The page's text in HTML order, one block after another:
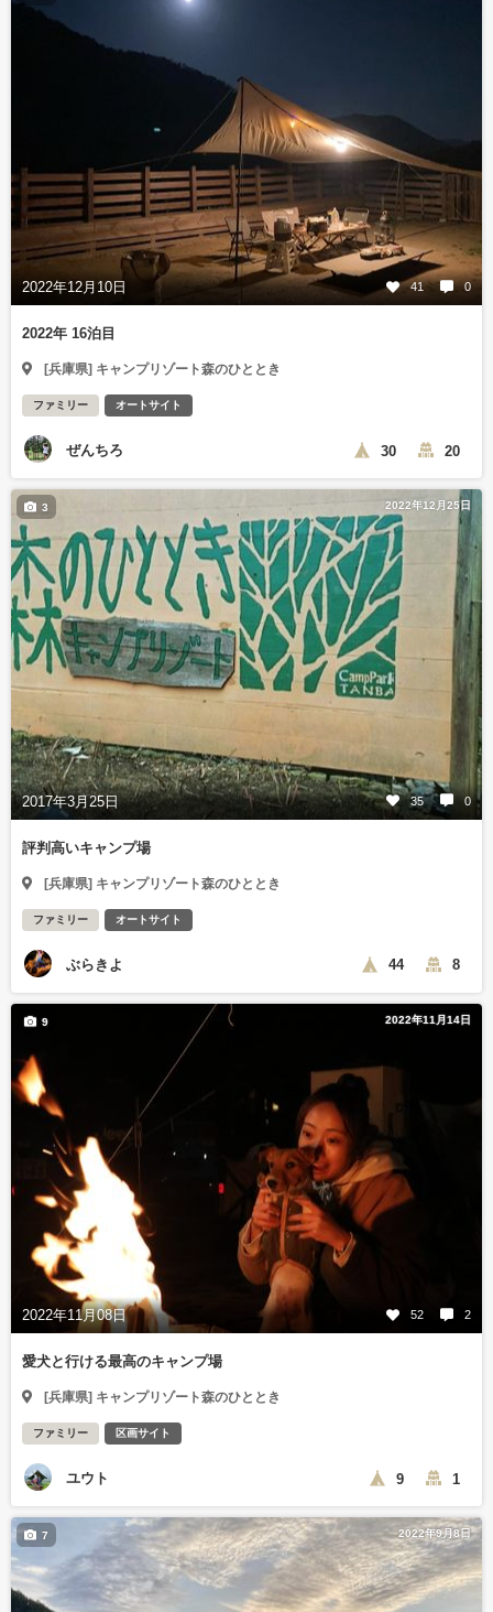
2022年12月10日 41 0
2022年 16泊目
[兵庫県] キャンプリゾート森のひととき
ファミリー オートサイト
ぜんちろ 30 20
2022年12月25日
2017年3月25日 35 0
3
評判高いキャンプ場
[兵庫県] キャンプリゾート森のひととき
ファミリー オートサイト
ぶらきよ 44 8
2022年11月14日
2022年11月08日 52 2
9
愛犬と行ける最高のキャンプ場
[兵庫県] キャンプリゾート森のひととき
ファミリー 区画サイト
ユウト 9 1
2022年9月8日
7